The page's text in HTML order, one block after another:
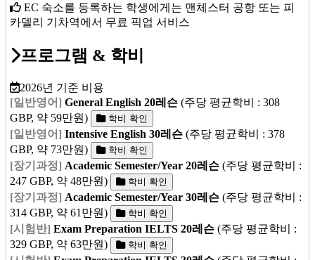
EC 숙소를 등록하는 학생에게는 맨체스터 공항 또는 피
카델리 기차역에서 무료 픽업 서비스
프로그램 & 학비
2026년 기준 비용
[일반영어] General English 20레슨 (주당 평균학비 : 308
GBP, 약 59만원)
학비 확인
[일반영어] Intensive English 30레슨 (주당 평균학비 : 378
GBP, 약 73만원)
학비 확인
[장기과정] Academic Semester/Year 20레슨 (주당 평균학비 :
247 GBP, 약 48만원)
학비 확인
[장기과정] Academic Semester/Year 30레슨 (주당 평균학비 :
314 GBP, 약 61만원)
학비 확인
[시험반] Exam Preparation IELTS 20레슨 (주당 평균학비 :
329 GBP, 약 63만원)
학비 확인